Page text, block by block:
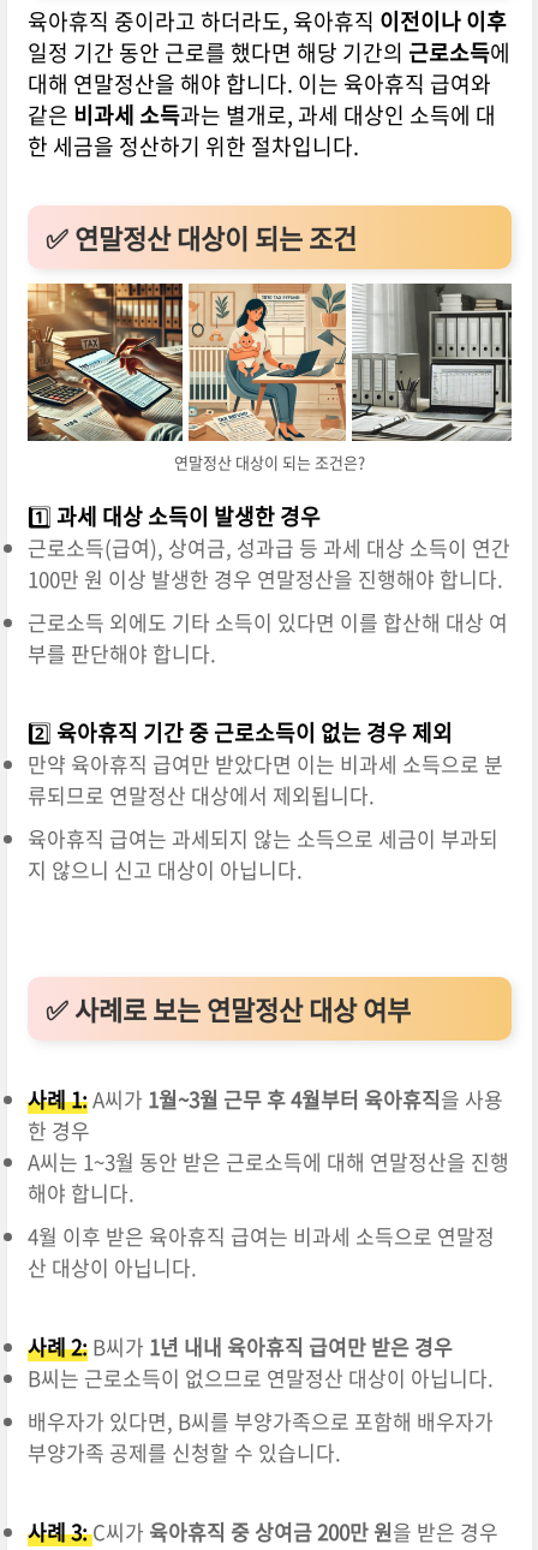
육아휴직 중이라고 하더라도, 육아휴직 이전이나 이후
일정 기간 동안 근로를 했다면 해당 기간의 근로소득에
대해 연말정산을 해야 합니다. 이는 육아휴직 급여와
같은 비과세 소득과는 별개로, 과세 대상인 소득에 대
한 세금을 정산하기 위한 절차입니다.
✅ 연말정산 대상이 되는 조건
연말정산 대상이 되는 조건은?
1️⃣과세 대상 소득이 발생한 경우
근로소득(급여), 상여금, 성과급 등 과세 대상 소득이 연간
100만 원 이상 발생한 경우 연말정산을 진행해야 합니다.
근로소득 외에도 기타 소득이 있다면 이를 합산해 대상 여
부를 판단해야 합니다.
2️⃣ 육아휴직 기간 중 근로소득이 없는 경우 제외
만약 육아휴직 급여만 받았다면 이는 비과세 소득으로 분
류되므로 연말정산 대상에서 제외됩니다.
육아휴직 급여는 과세되지 않는 소득으로 세금이 부과되
지 않으니 신고 대상이 아닙니다.
✅ 사례로 보는 연말정산 대상 여부
사례 1:A씨가 1월~3월 근무 후 4월부터 육아휴직을 사용
한 경우
A씨는 1~3월 동안 받은 근로소득에 대해 연말정산을 진행
해야 합니다.
4월 이후 받은 육아휴직 급여는 비과세 소득으로 연말정
산 대상이 아닙니다.
사례 2:B씨가 1년 내내 육아휴직 급여만 받은 경우
B씨는 근로소득이 없으므로 연말정산 대상이 아닙니다.
배우자가 있다면, B씨를 부양가족으로 포함해 배우자가
부양가족 공제를 신청할 수 있습니다.
사례 3:C씨가 육아휴직 중 상여금 200만 원을 받은 경우